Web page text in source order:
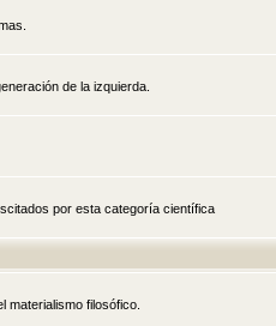
de la izquierda.
por esta categoría científica
materialismo filosófico.